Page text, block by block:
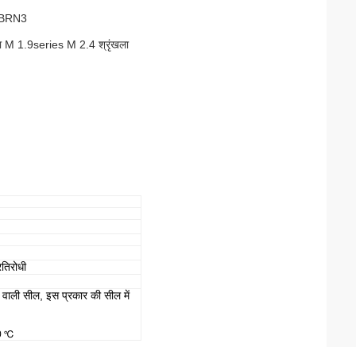
M 1.9series M 2.4 श्रृंखला
सील, इस प्रकार की सील में
℃